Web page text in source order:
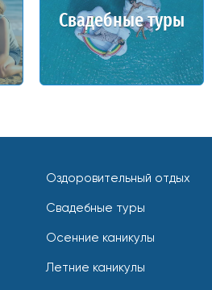
Свадебные туры
Оздоровительный отдых
Свадебные туры
Осенние каникулы
Летние каникулы